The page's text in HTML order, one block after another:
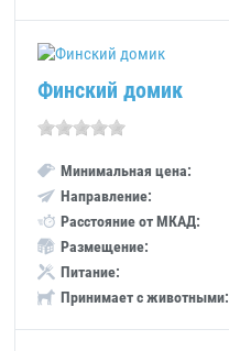
Финский домик
Минимальная цена:
Направление:
Расстояние от МКАД:
Размещение:
Питание:
Принимает с животными: